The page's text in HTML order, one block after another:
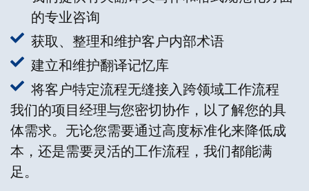
的专业咨询
获取、整理和维护客户内部术语
建立和维护翻译记忆库
将客户特定流程无缝接入跨领域工作流程
我们的项目经理与您密切协作，以了解您的具
体需求。无论您需要通过高度标准化来降低成
本，还是需要灵活的工作流程，我们都能满
足。